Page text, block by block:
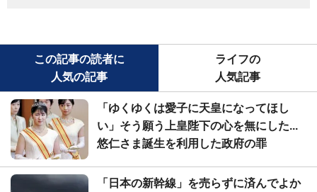
この記事の読者に
人気の記事
ライフの
人気記事
「ゆくゆくは愛子に天皇になってほし
い」そう願う上皇陛下の心を無にした...
悠仁さま誕生を利用した政府の罪
「日本の新幹線」を売らずに済んでよか